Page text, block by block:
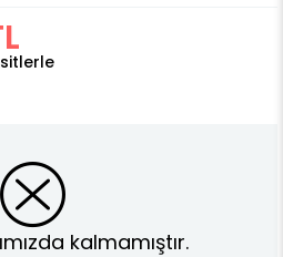
kalmamıştır.